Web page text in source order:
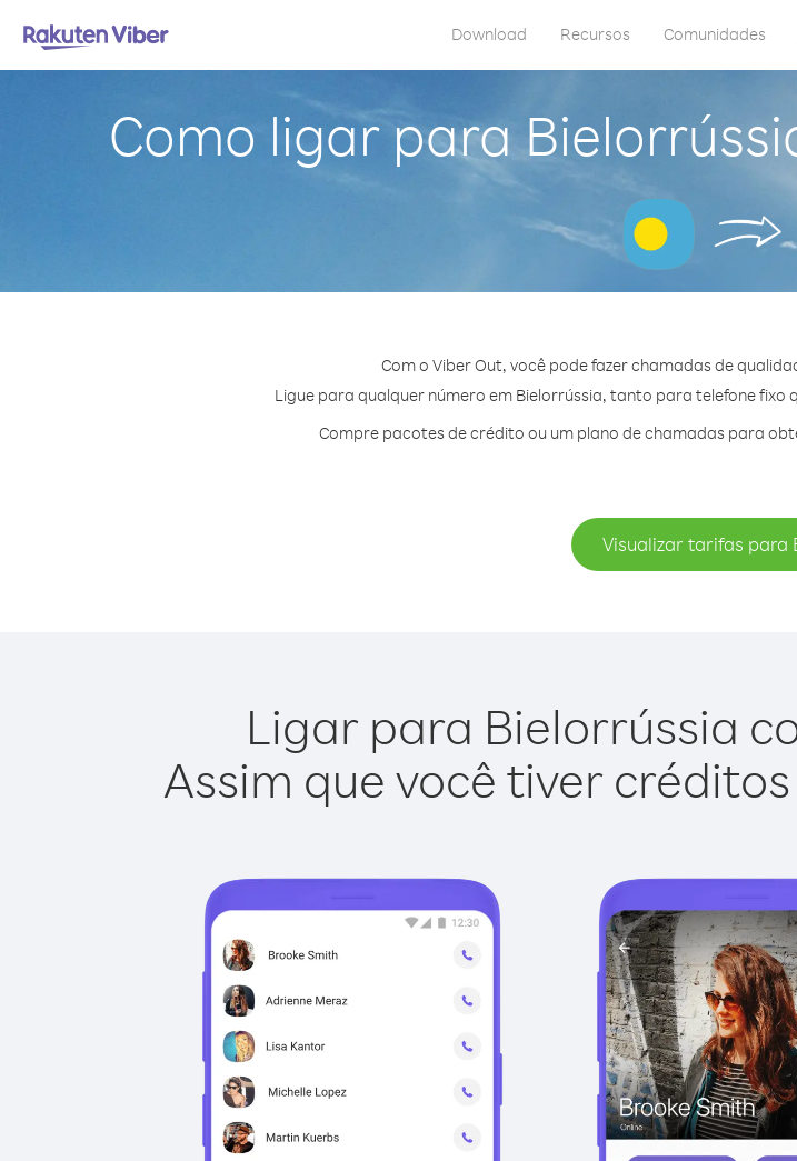
Download Recursos Comunidades
Como ligar para
Com o Viber Out, você pode fazer chamadas de
Ligue para qualquer número em Bielorrússia, tanto para telefone
Compre pacotes de crédito ou um plano de chamadas para
Visualizar tarifas para
Ligar para Bielorrússia
Assim que você tiver